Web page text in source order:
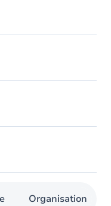
Organisation